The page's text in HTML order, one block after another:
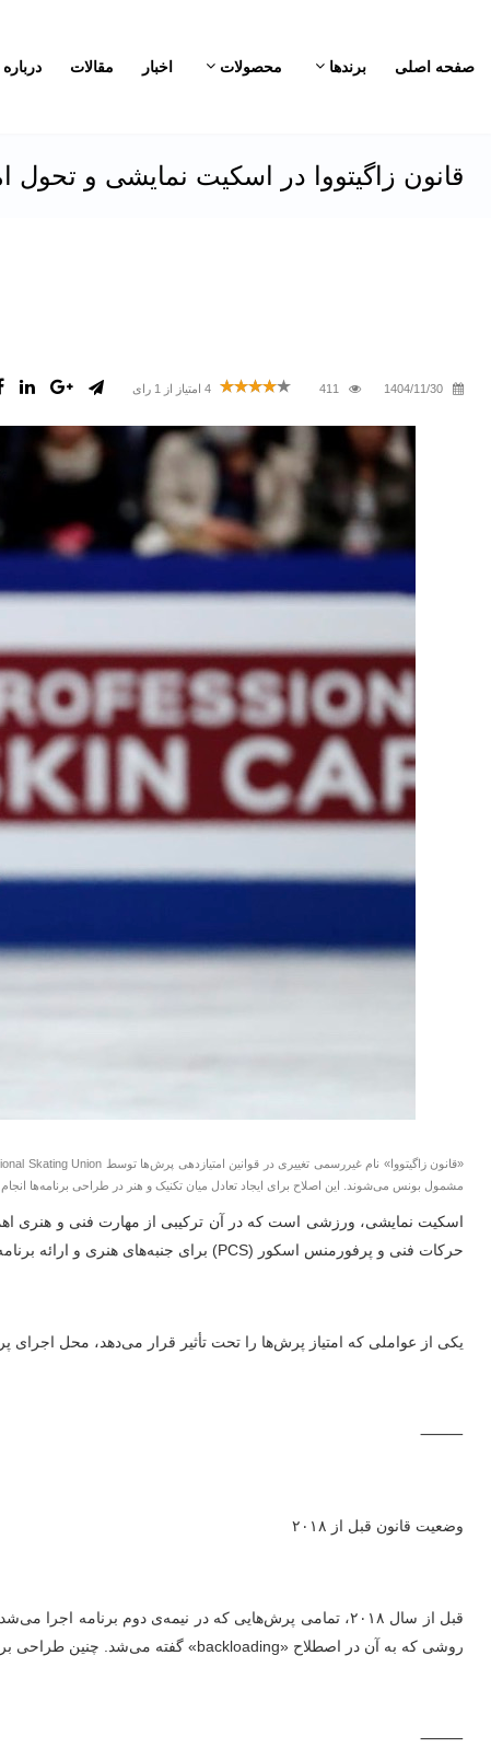
صفحه اصلی برندها محصولات اخبار مقالات درباره
قانون زاگیتووا در اسکیت نمایشی و تحول
1404/11/30
411
4 امتیاز از 1 رای
مشمول بونس می‌شوند. این اصلاح برای ایجاد تعادل میان تکنیک و هنر در طراحی برنامه‌ها
حرکات فنی و پرفورمنس اسکور (PCS) برای جنبه‌های هنری و ارائه برنامه.
یکی از عواملی که امتیاز پرش‌ها را تحت تأثیر قرار می‌دهد، محل اجرای پرش
⸻
وضعیت قانون قبل از ۲۰۱۸
روشی که به آن در اصطلاح «backloading» گفته می‌شد. چنین طراحی برنامه‌ها، هرچند از نظر امتیاز فنی موثر بود، اما گاهی جنبه هنری برنامه را تحت تأثیر قرار می‌داد.
⸻